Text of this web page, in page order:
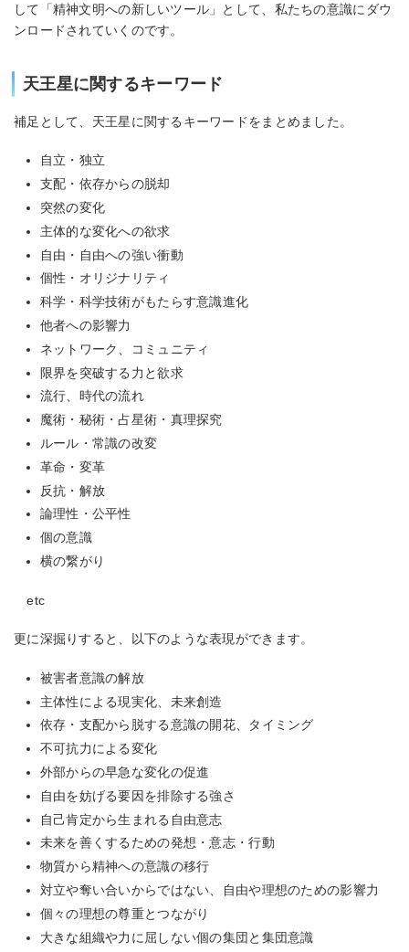
して「精神文明への新しいツール」として、私たちの意識にダウ
ンロードされていくのです。
天王星に関するキーワード
補足として、天王星に関するキーワードをまとめました。
自立・独立
支配・依存からの脱却
突然の変化
主体的な変化への欲求
自由・自由への強い衝動
個性・オリジナリティ
科学・科学技術がもたらす意識進化
他者への影響力
ネットワーク、コミュニティ
限界を突破する力と欲求
流行、時代の流れ
魔術・秘術・占星術・真理探究
ルール・常識の改変
革命・変革
反抗・解放
論理性・公平性
個の意識
横の繋がり
etc
更に深掘りすると、以下のような表現ができます。
被害者意識の解放
主体性による現実化、未来創造
依存・支配から脱する意識の開花、タイミング
不可抗力による変化
外部からの早急な変化の促進
自由を妨げる要因を排除する強さ
自己肯定から生まれる自由意志
未来を善くするための発想・意志・行動
物質から精神への意識の移行
対立や奪い合いからではない、自由や理想のための影響力
個々の理想の尊重とつながり
大きな組織や力に屈しない個の集団と集団意識